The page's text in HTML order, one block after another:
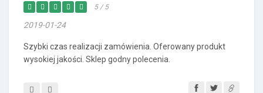
5 / 5
2019-01-24
Szybki czas realizacji zamówienia. Oferowany produkt
wysokiej jakości. Sklep godny polecenia.